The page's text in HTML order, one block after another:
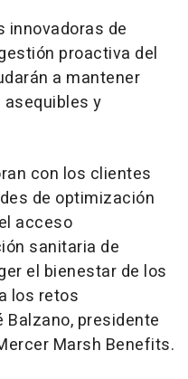
innovadoras de
proactiva del
a mantener
y
con los clientes
de optimización
acceso
sanitaria de
el bienestar de los
los retos
presidente
Marsh Benefits.